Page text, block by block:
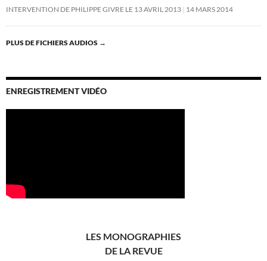
INTERVENTION DE PHILIPPE GIVRE LE 13 AVRIL 2013 14 MARS 2014
PLUS DE FICHIERS AUDIOS →
ENREGISTREMENT VIDÉO
LES MONOGRAPHIES
DE LA REVUE